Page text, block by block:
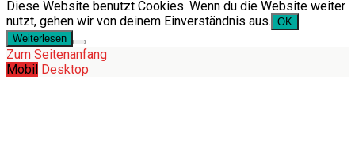
Diese Website benutzt Cookies. Wenn du die Website weiter
nutzt, gehen wir von deinem Einverständnis aus. OK
Weiterlesen
Zum Seitenanfang
Mobil Desktop